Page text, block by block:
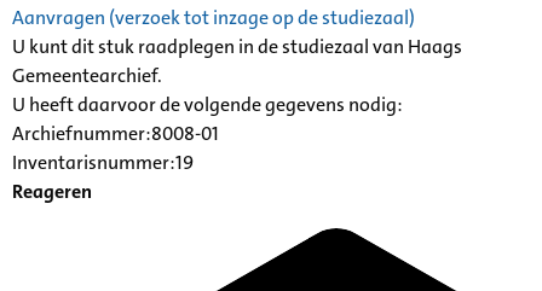
Aanvragen (verzoek tot inzage op de studiezaal)
U kunt dit stuk raadplegen in de studiezaal van Haags
Gemeentearchief.
U heeft daarvoor de volgende gegevens nodig:
Archiefnummer:8008-01
Inventarisnummer:19
Reageren